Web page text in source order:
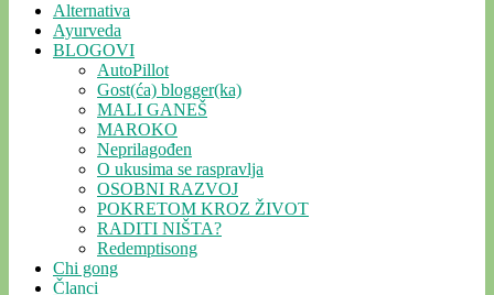
Alternativa
Ayurveda
BLOGOVI
AutoPillot
Gost(ća) blogger(ka)
MALI GANEŠ
MAROKO
Neprilagođen
O ukusima se raspravlja
OSOBNI RAZVOJ
POKRETOM KROZ ŽIVOT
RADITI NIŠTA?
Redemptisong
Chi gong
Članci